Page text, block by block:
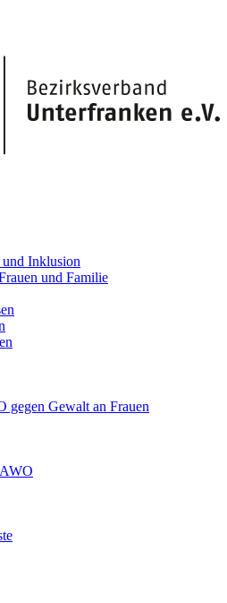
Inklusion
und Familie
gegen Gewalt an Frauen